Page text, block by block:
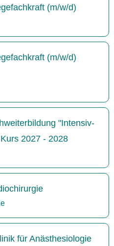
(m/w/d)
(m/w/d)
"Intensiv-
2027 - 2028
für Anästhesiologie